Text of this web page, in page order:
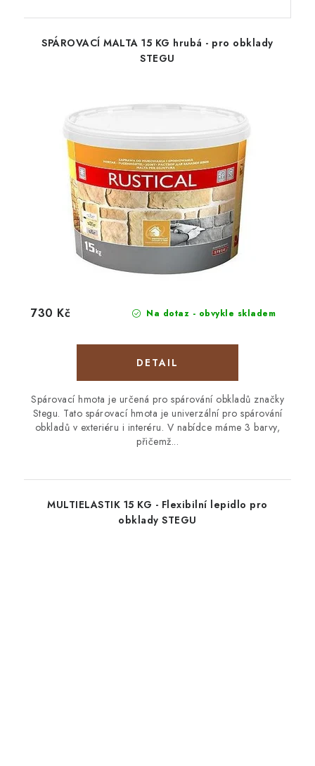
SPÁROVACÍ MALTA 15 KG hrubá - pro obklady
STEGU
Na dotaz - obvykle skladem
730 Kč
Spárovací hmota je určená pro spárování obkladů značky
Stegu. Tato spárovací hmota je univerzální pro spárování
obkladů v exteriéru i interéru. V nabídce máme 3 barvy,
přičemž...
MULTIELASTIK 15 KG - Flexibilní lepidlo pro
obklady STEGU